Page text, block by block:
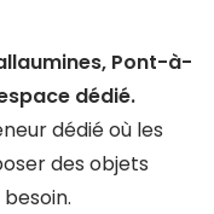
Pont-à-
dédié.
dédié où les
des objets